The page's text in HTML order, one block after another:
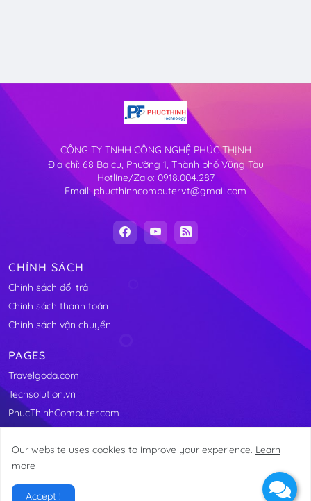
CÔNG TY TNHH CÔNG NGHỆ PHÚC THỊNH
Địa chỉ: 68 Ba cu, Phường 1, Thành phố Vũng Tàu
Hotline/Zalo: 0918.004.287
Email: phucthinhcomputervt@gmail.com
CHÍNH SÁCH
Chính sách đổi trả
Chính sách thanh toán
Chính sách vận chuyển
PAGES
Travelgoda.com
Techsolution.vn
PhucThinhComputer.com
Our website uses cookies to improve your experience. Learn
more
Accept !